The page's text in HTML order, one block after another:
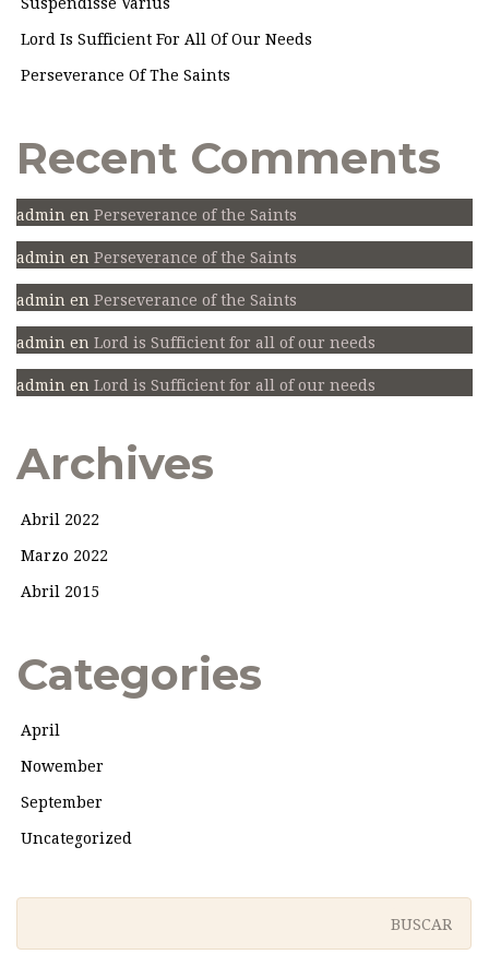
Lord Is Sufficient For All Of Our Needs
Perseverance Of The Saints
Recent Comments
admin en Perseverance of the Saints
admin en Perseverance of the Saints
admin en Perseverance of the Saints
admin en Lord is Sufficient for all of our needs
admin en Lord is Sufficient for all of our needs
Archives
Abril 2022
Marzo 2022
Abril 2015
Categories
April
Nowember
September
Uncategorized